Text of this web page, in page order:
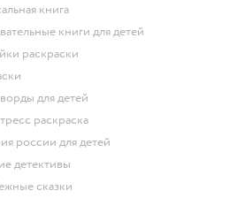
книга
книги для детей
раскраски
для детей
раскраска
россии для детей
детективы
сказки